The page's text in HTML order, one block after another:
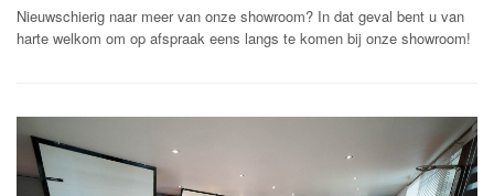
Nieuwschierig naar meer van onze showroom? In dat geval bent u van
harte welkom om op afspraak eens langs te komen bij onze showroom!